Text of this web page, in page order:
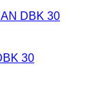
30